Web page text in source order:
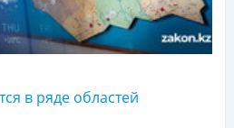
в ряде областей